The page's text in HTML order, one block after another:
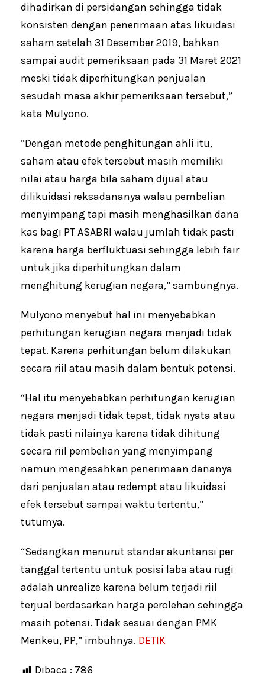
dihadirkan di persidangan sehingga tidak
konsisten dengan penerimaan atas likuidasi
saham setelah 31 Desember 2019, bahkan
sampai audit pemeriksaan pada 31 Maret 2021
meski tidak diperhitungkan penjualan
sesudah masa akhir pemeriksaan tersebut,”
kata Mulyono.
“Dengan metode penghitungan ahli itu,
saham atau efek tersebut masih memiliki
nilai atau harga bila saham dijual atau
dilikuidasi reksadananya walau pembelian
menyimpang tapi masih menghasilkan dana
kas bagi PT ASABRI walau jumlah tidak pasti
karena harga berfluktuasi sehingga lebih fair
untuk jika diperhitungkan dalam
menghitung kerugian negara,” sambungnya.
Mulyono menyebut hal ini menyebabkan
perhitungan kerugian negara menjadi tidak
tepat. Karena perhitungan belum dilakukan
secara riil atau masih dalam bentuk potensi.
“Hal itu menyebabkan perhitungan kerugian
negara menjadi tidak tepat, tidak nyata atau
tidak pasti nilainya karena tidak dihitung
secara riil pembelian yang menyimpang
namun mengesahkan penerimaan dananya
dari penjualan atau redempt atau likuidasi
efek tersebut sampai waktu tertentu,”
tuturnya.
“Sedangkan menurut standar akuntansi per
tanggal tertentu untuk posisi laba atau rugi
adalah unrealize karena belum terjadi riil
terjual berdasarkan harga perolehan sehingga
masih potensi. Tidak sesuai dengan PMK
Menkeu, PP,” imbuhnya. DETIK
Dibaca : 786